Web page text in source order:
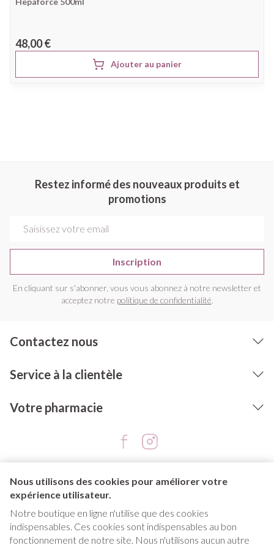
Nous utilisons des cookies pour améliorer votre
expérience utilisateur.
Notre boutique en ligne n'utilise que des cookies
indispensables. Ces cookies sont indispensables au bon
fonctionnement de notre site. Nous n'utilisons aucun autre
48,00 €
Ajouter au panier
Restez informé des nouveaux produits et
promotions
Inscription
En cliquant sur s'abonner, vous vous abonnez à notre newsletter et
acceptez notre politique de confidentialité.
Contactez nous
Service à la clientèle
Votre pharmacie
Liens légaux